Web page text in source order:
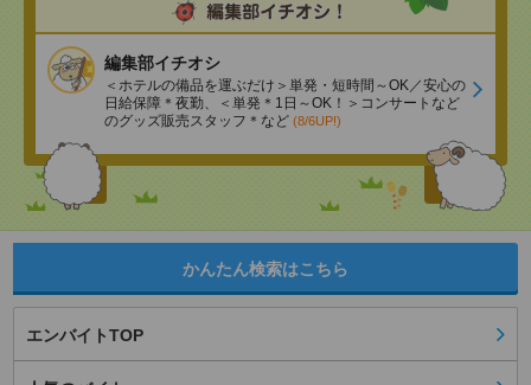
編集部イチオシ
＜ホテルの備品を運ぶだけ＞単発・短時間～OK／安心の
日給保障＊夜勤、＜単発＊1日～OK！＞コンサートなど
のグッズ販売スタッフ＊など (8/6UP!)
かんたん検索はこちら
エンバイトTOP